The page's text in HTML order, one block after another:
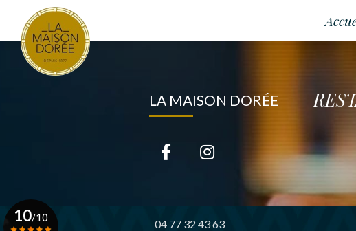
contenu
principal
Navigation principale
LA MAISON DORÉE
04 77 32 43 63
10/10